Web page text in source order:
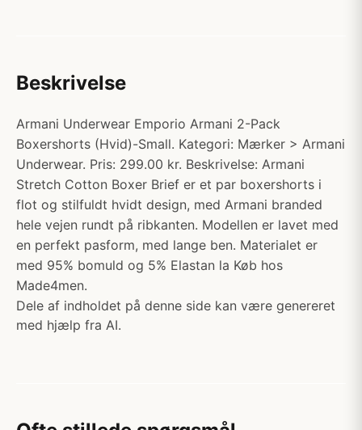
Beskrivelse
Armani Underwear Emporio Armani 2-Pack
Boxershorts (Hvid)-Small. Kategori: Mærker > Armani
Underwear. Pris: 299.00 kr. Beskrivelse: Armani
Stretch Cotton Boxer Brief er et par boxershorts i
flot og stilfuldt hvidt design, med Armani branded
hele vejen rundt på ribkanten. Modellen er lavet med
en perfekt pasform, med lange ben. Materialet er
med 95% bomuld og 5% Elastan la Køb hos
Made4men.
Dele af indholdet på denne side kan være genereret
med hjælp fra AI.